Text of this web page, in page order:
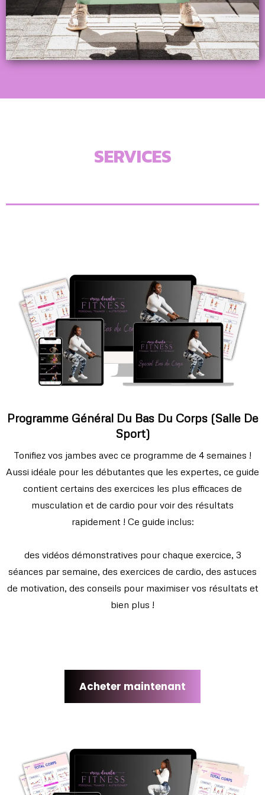
SERVICES
Programme Général Du Bas Du Corps (Salle De
Sport)
Tonifiez vos jambes avec ce programme de 4 semaines !
Aussi idéale pour les débutantes que les expertes, ce guide
contient certains des exercices les plus efficaces de
musculation et de cardio pour voir des résultats
rapidement ! Ce guide inclus:
des vidéos démonstratives pour chaque exercice, 3
séances par semaine, des exercices de cardio, des astuces
de motivation, des conseils pour maximiser vos résultats et
bien plus !
Acheter maintenant